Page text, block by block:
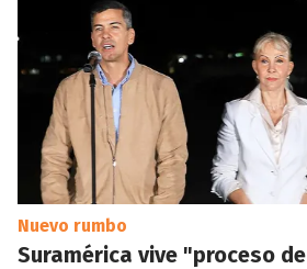
Nuevo rumbo
Suramérica vive "proceso de